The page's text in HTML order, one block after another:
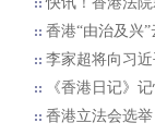
香港“由治及兴
李家超将向习
《香港日记》
香港立法会选